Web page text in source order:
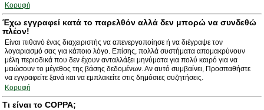
Κορυφή
Έχω εγγραφεί κατά το παρελθόν αλλά δεν μπορώ να συνδεθώ
πλέον!
Είναι πιθανό ένας διαχειριστής να απενεργοποίησε ή να διέγραψε τον
λογαριασμό σας για κάποιο λόγο. Επίσης, πολλά συστήματα απομακρύνουν
μέλη περιοδικά που δεν έχουν ανταλλάξει μηνύματα για πολύ καιρό για να
μειώσουν το μέγεθος της βάσης δεδομένων. Αν αυτό συμβαίνει, Προσπαθήστε
να εγγραφείτε ξανά και να εμπλακείτε στις δημόσιες συζητήσεις.
Κορυφή
Τι είναι το COPPA;